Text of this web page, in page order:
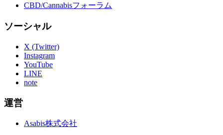
CBD/Cannabisフォーラム
ソーシャル
X (Twitter)
Instagram
YouTube
LINE
note
運営
Asabis株式会社